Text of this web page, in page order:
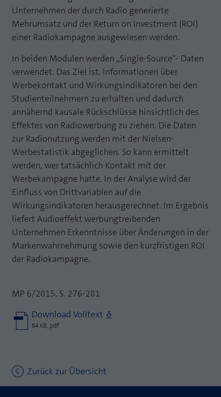
Unternehmen der durch Radio generierte
Mehrumsatz und der Return on Investment (ROI)
einer Radiokampagne ausgewiesen werden.
In beiden Modulen werden „Single-Source“- Daten
verwendet. Das Ziel ist, Informationen über
Werbekontakt und Wirkungsindikatoren bei den
Studienteilnehmern zu erhalten und dadurch
annähernd kausale Rückschlüsse hinsichtlich des
Effektes von Radiowerbung zu ziehen. Die Daten
zur Radionutzung werden mit der Nielsen-
Werbestatistik abgeglichen. So kann ermittelt
werden, wer tatsächlich Kontakt mit der
Werbekampagne hatte. In der Analyse wird der
Einfluss von Drittvariablen auf die
Wirkungsindikatoren herausgerechnet. Im Ergebnis
liefert Audioeffekt werbungtreibenden
Unternehmen Erkenntnisse über Änderungen in der
Markenwahrnehmung sowie den kurzfristigen ROI
der Radiokampagne.
MP 6/2015, S. 276-281
Download Volltext
64 KB, pdf
Zurück zur Übersicht